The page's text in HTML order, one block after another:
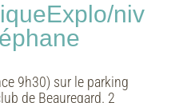
niv
9h30) sur le parking
de Beauregard. 2